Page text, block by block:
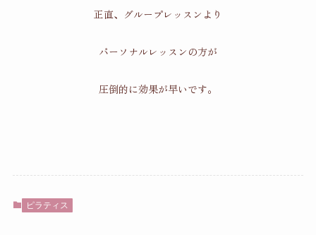
正直、グループレッスンより
パーソナルレッスンの方が
圧倒的に効果が早いです。
ピラティス